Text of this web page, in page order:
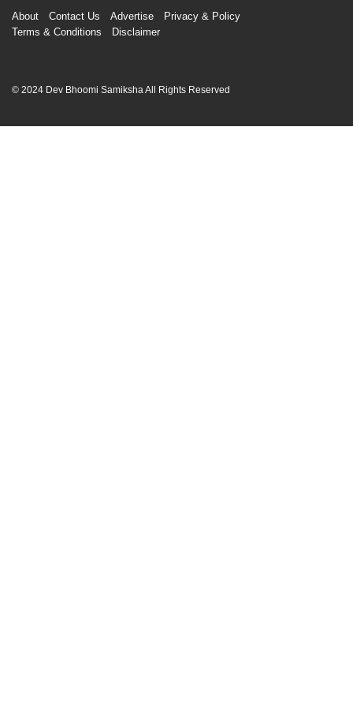
About Contact Us Advertise
Privacy & Policy
Terms & Conditions
Disclaimer
© 2024 Dev Bhoomi Samiksha All Rights Reserved